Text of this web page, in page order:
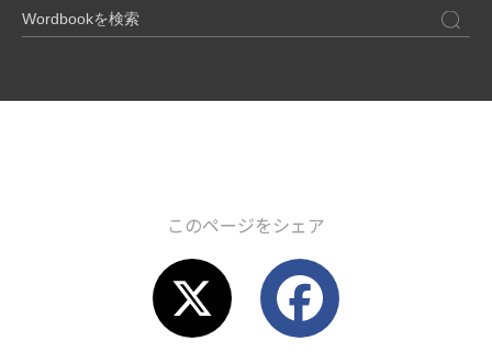
このページをシェア
F